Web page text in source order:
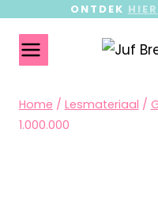
ONTDEK HIER
Home / Lesmateriaal /
1.000.000